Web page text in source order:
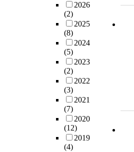
2026
(2)
2025
(8)
2024
(5)
2023
(2)
2022
(3)
2021
(7)
2020
(12)
2019
(4)